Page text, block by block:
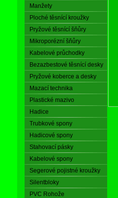
Manžety
Ploché těsnící kroužky
Pryžové těsnící šňůry
Mikroporézní šňůry
Kabelové průchodky
Bezazbestové těsnící desky
Pryžové koberce a desky
Mazací technika
Plastické mazivo
Hadice
Trubkové spony
Hadicové spony
Stahovací pásky
Kabelové spony
Segerové pojistné kroužky
Silentbloky
PVC Rohože